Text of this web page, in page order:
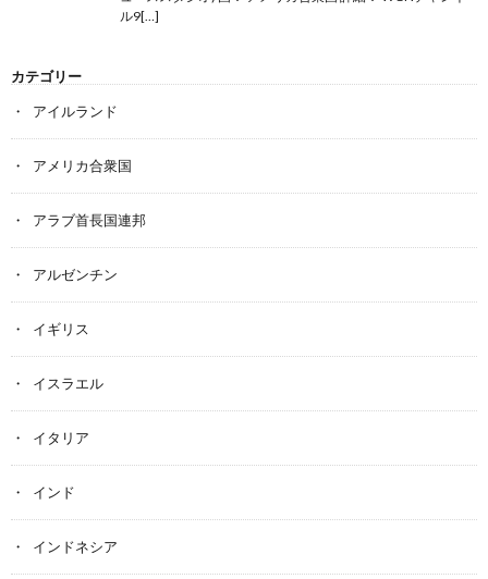
ル9[…]
カテゴリー
アイルランド
アメリカ合衆国
アラブ首長国連邦
アルゼンチン
イギリス
イスラエル
イタリア
インド
インドネシア